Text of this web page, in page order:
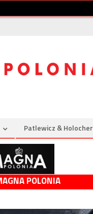
Patlewicz & Holocher
POLONIA